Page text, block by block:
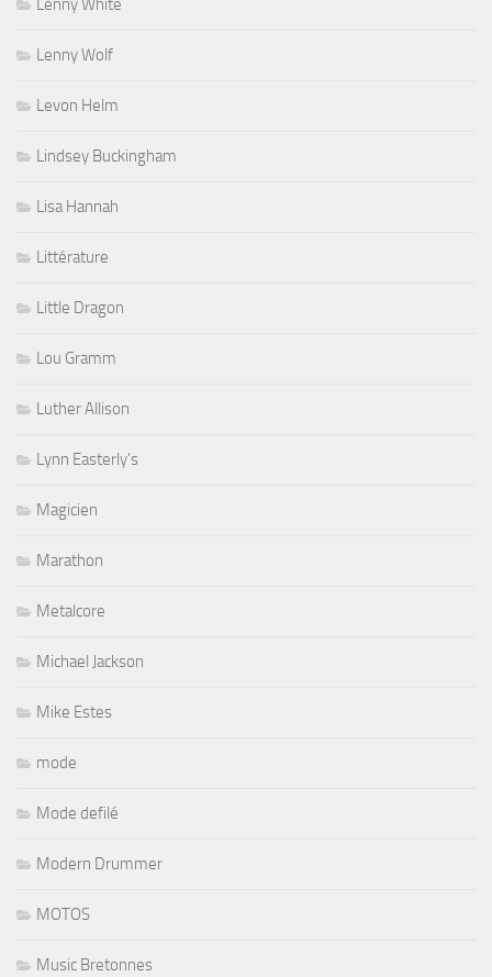
Lenny White
Lenny Wolf
Levon Helm
Lindsey Buckingham
Lisa Hannah
Littérature
Little Dragon
Lou Gramm
Luther Allison
Lynn Easterly's
Magicien
Marathon
Metalcore
Michael Jackson
Mike Estes
mode
Mode defilé
Modern Drummer
MOTOS
Music Bretonnes